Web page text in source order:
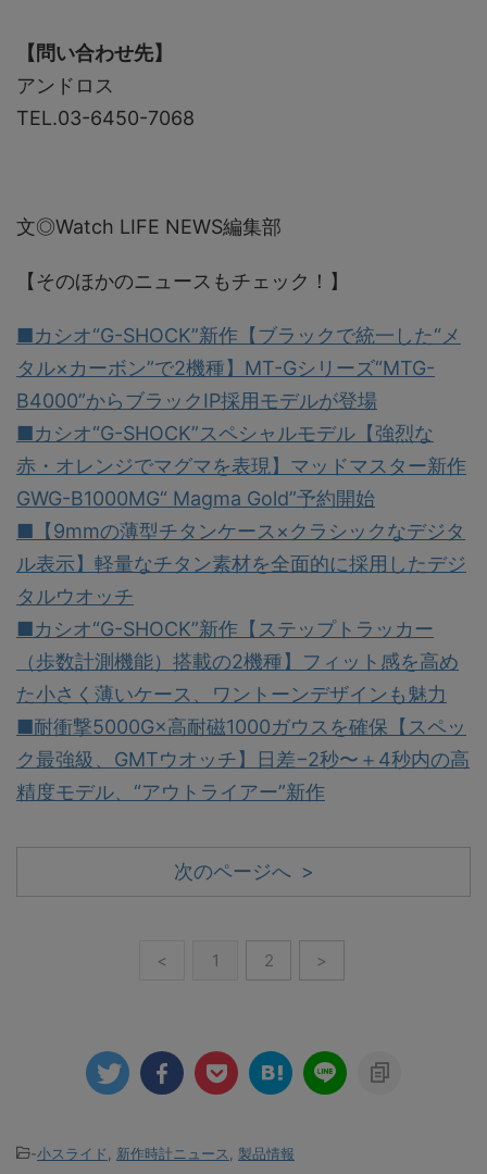
【問い合わせ先】
アンドロス
TEL.03-6450-7068
文◎Watch LIFE NEWS編集部
【そのほかのニュースもチェック！】
■カシオ“G-SHOCK”新作【ブラックで統一した“メ
タル×カーボン”で2機種】MT-Gシリーズ“MTG-
B4000”からブラックIP採用モデルが登場
■カシオ“G-SHOCK”スペシャルモデル【強烈な
赤・オレンジでマグマを表現】マッドマスター新作
GWG-B1000MG“ Magma Gold”予約開始
■【9mmの薄型チタンケース×クラシックなデジタ
ル表示】軽量なチタン素材を全面的に採用したデジ
タルウオッチ
■カシオ“G-SHOCK”新作【ステップトラッカー
（歩数計測機能）搭載の2機種】フィット感を高め
た小さく薄いケース、ワントーンデザインも魅力
■耐衝撃5000G×高耐磁1000ガウスを確保【スペッ
ク最強級、GMTウオッチ】日差−2秒〜＋4秒内の高
精度モデル、“アウトライアー”新作
次のページへ >
< 1 2 >
-小スライド 新作時計ニュース
製品情報